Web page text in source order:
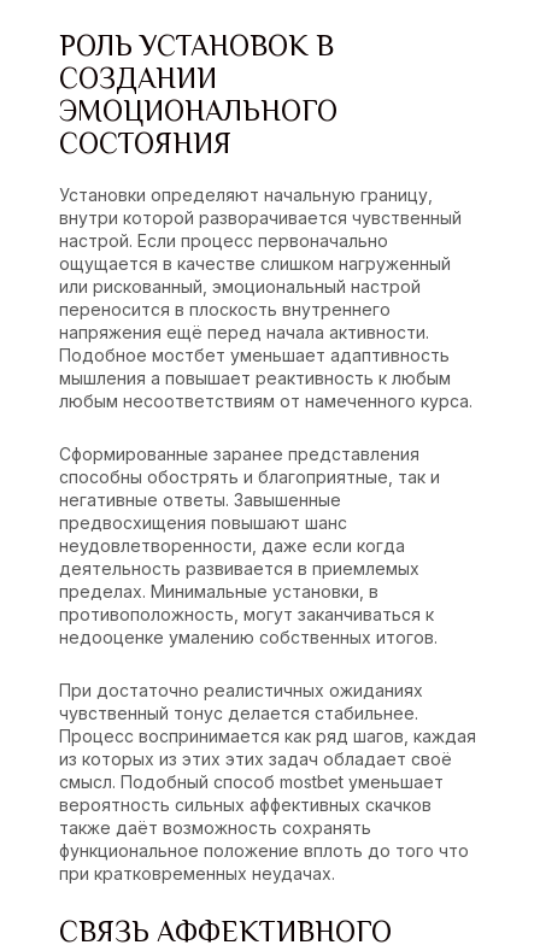
РОЛЬ УСТАНОВОК В
СОЗДАНИИ
ЭМОЦИОНАЛЬНОГО
СОСТОЯНИЯ
Установки определяют начальную границу,
внутри которой разворачивается чувственный
настрой. Если процесс первоначально
ощущается в качестве слишком нагруженный
или рискованный, эмоциональный настрой
переносится в плоскость внутреннего
напряжения ещё перед начала активности.
Подобное мостбет уменьшает адаптивность
мышления а повышает реактивность к любым
любым несоответствиям от намеченного курса.
Сформированные заранее представления
способны обострять и благоприятные, так и
негативные ответы. Завышенные
предвосхищения повышают шанс
неудовлетворенности, даже если когда
деятельность развивается в приемлемых
пределах. Минимальные установки, в
противоположность, могут заканчиваться к
недооценке умалению собственных итогов.
При достаточно реалистичных ожиданиях
чувственный тонус делается стабильнее.
Процесс воспринимается как ряд шагов, каждая
из которых из этих этих задач обладает своё
смысл. Подобный способ mostbet уменьшает
вероятность сильных аффективных скачков
также даёт возможность сохранять
функциональное положение вплоть до того что
при кратковременных неудачах.
СВЯЗЬ АФФЕКТИВНОГО